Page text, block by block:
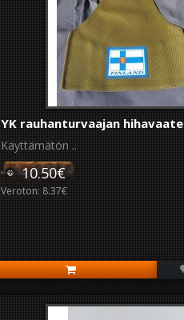
YK rauhanturvaajan hihavaate
Käyttämätön ..
10.50€
Veroton: 8.37€